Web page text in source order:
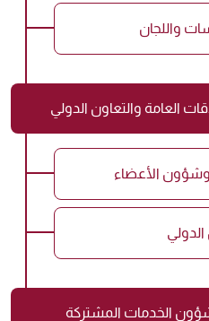
واللجان
العامة والتعاون الدولي
وشؤون الأعضاء
الدولي
الخدمات المشتركة